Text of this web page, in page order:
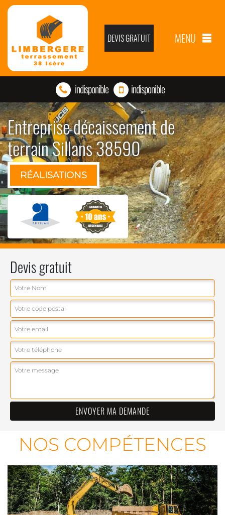
DEVIS GRATUIT MENU
indisponible indisponible
Entreprise décaissement de
terrain Sillans 38590
RÉALISATIONS
Devis gratuit
NOS COMPÉTENCES